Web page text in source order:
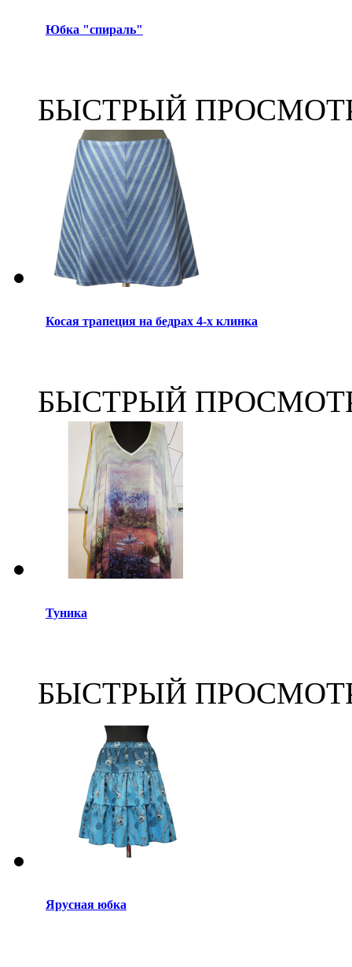
Юбка "спираль"
БЫСТРЫЙ
Косая трапеция на бедрах 4-х клинка
БЫСТРЫЙ
Туника
БЫСТРЫЙ
Ярусная юбка